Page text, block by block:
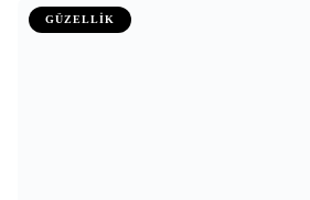
GÜZELLİK